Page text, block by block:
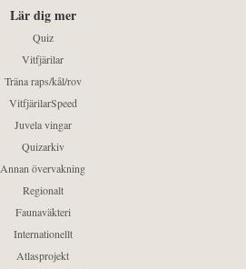
Lär dig mer
Quiz
Vitfjärilar
Träna raps/kål/rov
VitfjärilarSpeed
Juvela vingar
Quizarkiv
Annan övervakning
Regionalt
Faunaväkteri
Internationellt
Atlasprojekt